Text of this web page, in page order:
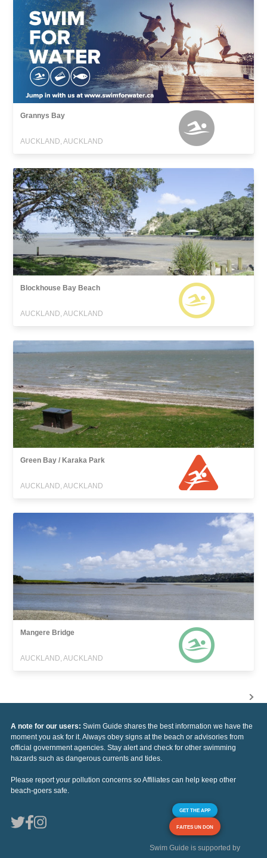
Grannys Bay
AUCKLAND, AUCKLAND
Blockhouse Bay Beach
AUCKLAND, AUCKLAND
Green Bay / Karaka Park
AUCKLAND, AUCKLAND
Mangere Bridge
AUCKLAND, AUCKLAND
A note for our users: Swim Guide shares the best information we have the
moment you ask for it. Always obey signs at the beach or advisories from
official government agencies. Stay alert and check for other swimming
hazards such as dangerous currents and tides.
Please report your pollution concerns so Affiliates can help keep other
beach-goers safe.
GET THE APP
FAITES UN DON
Swim Guide is supported by